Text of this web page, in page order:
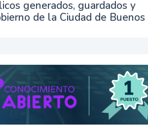
generados, guardados y
de la Ciudad de Buenos